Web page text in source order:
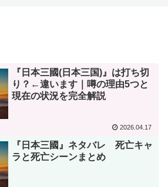
『日本三國(日本三国)』は打ち切
り？←違います｜噂の理由5つと
現在の状況を完全解説
2026.04.17
『日本三國』ネタバレ 死亡キャ
ラと死亡シーンまとめ